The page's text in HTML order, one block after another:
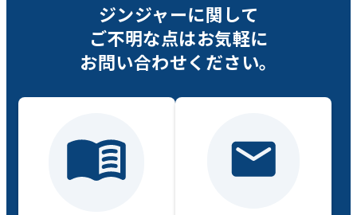
ジンジャーに関して
ご不明な点はお気軽に
お問い合わせください。